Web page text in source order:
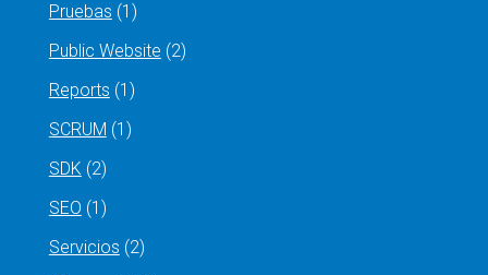
Pruebas (1)
Public Website (2)
Reports (1)
SCRUM (1)
SDK (2)
SEO (1)
Servicios (2)